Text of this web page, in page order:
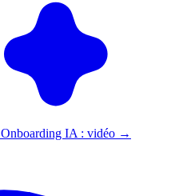
Onboarding IA : vidéo →